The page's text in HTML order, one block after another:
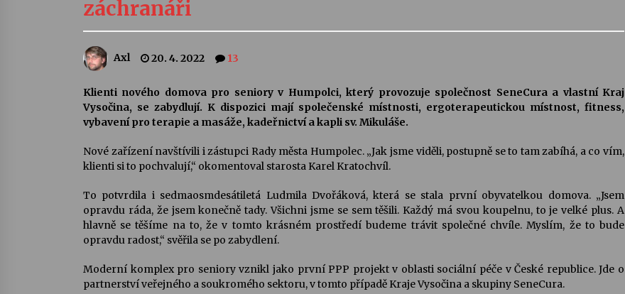
Quijotova šedesátka: 28. 7.–1. 8.
2026
28. 7. 2026
Letní koncerty ve Stromovce: Rufus
22. 7. 2026
Za kulturou kousek za Humpolec. V
13. 7. 2026 3. 7. 2026
záchranáři
Axl 20. 4. 2022 13
Klienti nového domova pro seniory v Humpolci, který provozuje společnost SeneCura a vlastní Kraj
Vysočina, se zabydlují. K dispozici mají společenské místnosti, ergoterapeutickou místnost, fitness,
vybavení pro terapie a masáže, kadeřnictví a kapli sv. Mikuláše.
Nové zařízení navštívili i zástupci Rady města Humpolec. „Jak jsme viděli, postupně se to tam zabíhá, a co vím,
klienti si to pochvalují,“ okomentoval starosta Karel Kratochvíl.
To potvrdila i sedmaosmdesátiletá Ludmila Dvořáková, která se stala první obyvatelkou domova. „Jsem
opravdu ráda, že jsem konečně tady. Všichni jsme se sem těšili. Každý má svou koupelnu, to je velké plus. A
hlavně se těšíme na to, že v tomto krásném prostředí budeme trávit společné chvíle. Myslím, že to bude
opravdu radost,“ svěřila se po zabydlení.
Moderní komplex pro seniory vznikl jako první PPP projekt v oblasti sociální péče v České republice. Jde o
partnerství veřejného a soukromého sektoru, v tomto případě Kraje Vysočina a skupiny SeneCura.